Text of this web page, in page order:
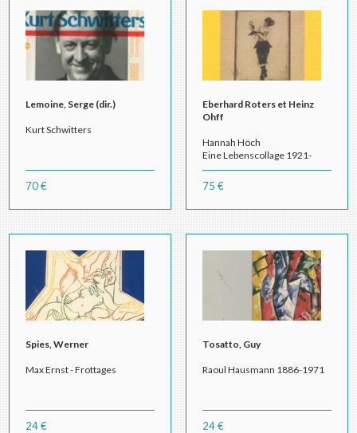
Lemoine, Serge (dir.)
Kurt Schwitters
70 €
Eberhard Roters et Heinz
Ohff
Hannah Höch
Eine Lebenscollage 1921-
1945
2 volumes. Band II 1. et 2.
75 €
Spies, Werner
Max Ernst - Frottages
24 €
Tosatto, Guy
Raoul Hausmann 1886-1971
24 €